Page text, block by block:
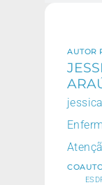
AUTOR